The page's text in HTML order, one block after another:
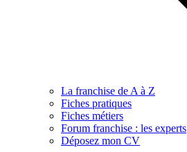
La franchise de A à Z
Fiches pratiques
Fiches métiers
Forum franchise : les experts
Déposez mon CV